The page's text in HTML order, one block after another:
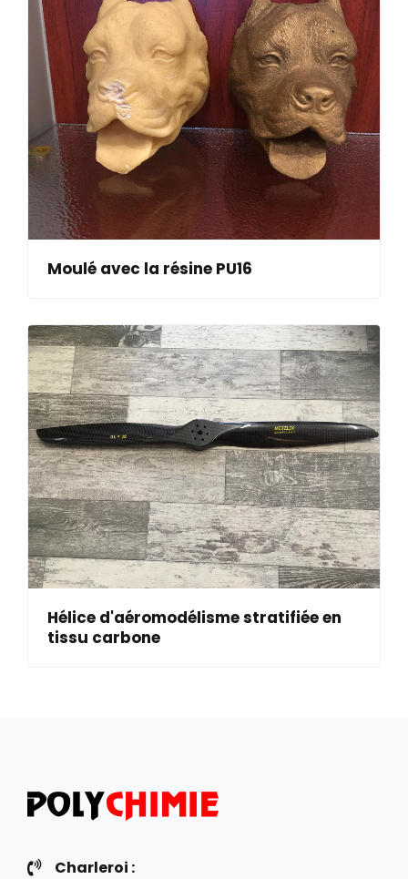
Moulé avec la résine PU16
Hélice d'aéromodélisme stratifiée en
tissu carbone
Charleroi :